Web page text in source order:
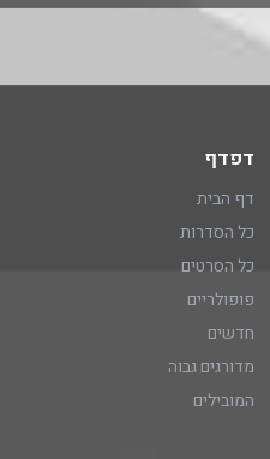
דפדף
דף הבית
כל הסדרות
כל הסרטים
פופולריים
חדשים
מדורגים גבוה
המובילים